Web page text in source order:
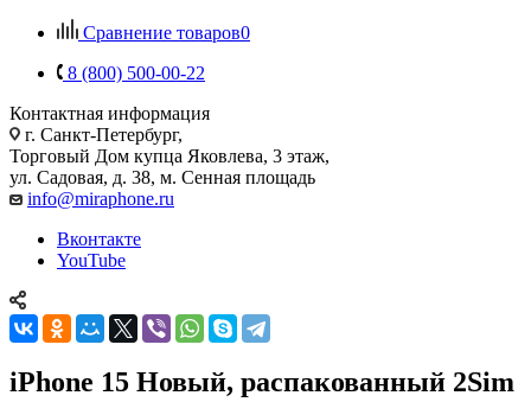
Сравнение товаров0
8 (800) 500-00-22
Контактная информация
г. Санкт-Петербург,
Торговый Дом купца Яковлева, 3 этаж,
ул. Садовая, д. 38, м. Сенная площадь
info@miraphone.ru
Вконтакте
YouTube
iPhone 15 Новый, распакованный 2Sim